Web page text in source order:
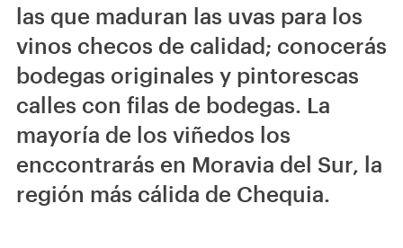
las que maduran las uvas para los
vinos checos de calidad; conocerás
bodegas originales y pintorescas
calles con filas de bodegas. La
mayoría de los viñedos los
enccontrarás en Moravia del Sur, la
región más cálida de Chequia.